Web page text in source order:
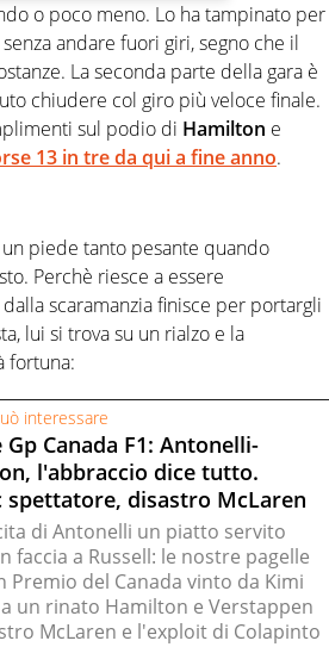
o poco meno. Lo ha tampinato per
andare fuori giri, segno che il
La seconda parte della gara è
chiudere col giro più veloce finale.
sul podio di Hamilton e
13 in tre da qui a fine anno.
piede tanto pesante quando
Perchè riesce a essere
scaramanzia finisce per portargli
lui si trova su un rialzo e la
fortuna:
interessare
Gp Canada F1: Antonelli-
l'abbraccio dice tutto.
spettatore, disastro McLaren
di Antonelli un piatto servito
faccia a Russell: le nostre pagelle
Premio del Canada vinto da Kimi
un rinato Hamilton e Verstappen
McLaren e l'exploit di Colapinto